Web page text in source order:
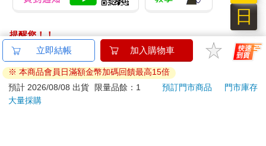
提醒您！！
金石堂及銀行均不會請您操作ATM! 如接獲電話要求您前往
ATM提款機，請不要聽從指示，以免受騙上當！
退換貨須知：
**提醒您，鑑賞期不等於試用期，退回商品須為全新狀態**
立即結帳 加入購物車
※ 本商品會員日滿額金幣加碼回饋最高15倍
預計 2026/08/08 出貨
限量品餘：1 預訂門市商品
門市庫存
大量採購
日